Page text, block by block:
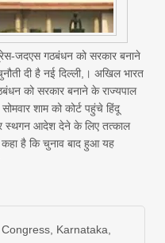
जदएस गठबंधन को सरकार बनाने
दी है नई दिल्ली,। अखिल भारत
को सरकार बनाने के राज्यपाल
शाम को कोर्ट पहुंचे हिंदू
स्थगन आदेश देने के लिए तत्काल
कहा है कि चुनाव बाद हुआ यह
Congress, Karnataka,